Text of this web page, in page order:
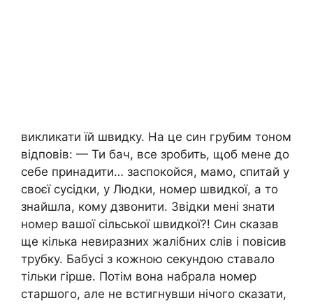
викликати їй швидку. На це син грубим тоном
відповів: — Ти бач, все зробить, щоб мене до
себе принадити… заспокойся, мамо, спитай у
своєї сусідки, у Людки, номер швидкої, а то
знайшла, кому дзвонити. Звідки мені знати
номер вашої сільської швидкої?! Син сказав
ще кілька невиразних жалібних слів і повісив
трубку. Бабусі з кожною секундою ставало
тільки гірше. Потім вона набрала номер
старшого, але не встигнувши нічого сказати,